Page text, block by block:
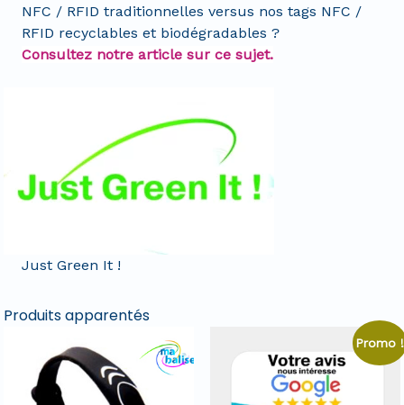
NFC / RFID traditionnelles versus nos tags NFC /
RFID recyclables et biodégradables ?
Consultez notre article sur ce sujet.
Just Green It !
Produits apparentés
Promo !